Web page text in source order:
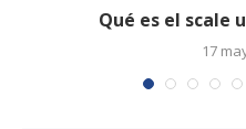
Qué es el scale
17